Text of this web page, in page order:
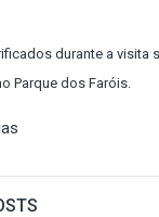
durante a visita
Parque dos Faróis.